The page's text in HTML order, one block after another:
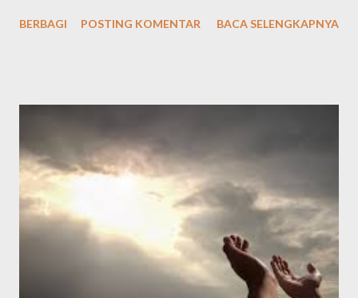
latin: "Alḥamdu lillāhil-lażī hadānā lihāżā, wa mā kunnā
وَالْمُرْسَلِيْنَ وَعَلَى اَلِهِ وَصَحْبِهِ أَجْمَعِيْنَ أَمَّا بَعْدُ Alhamdulillahi
rabbil’aalamiin, wash-sholaatu wassalaamu ‘ala isyrofil anbiyaa i
walmursaliin, wa’alaa alihi washohbihii ajma’iin ammaba’adu .
Artinya: Segala puji bagi Allah Tuhan seluruh alam. Semoga
shalawat dan ...
BERBAGI POSTING KOMENTAR BACA SELENGKAPNYA